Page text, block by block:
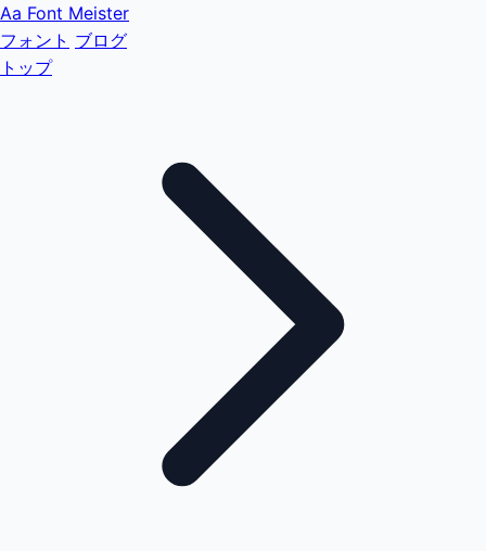
Aa Font Meister
フォント ブログ
トップ